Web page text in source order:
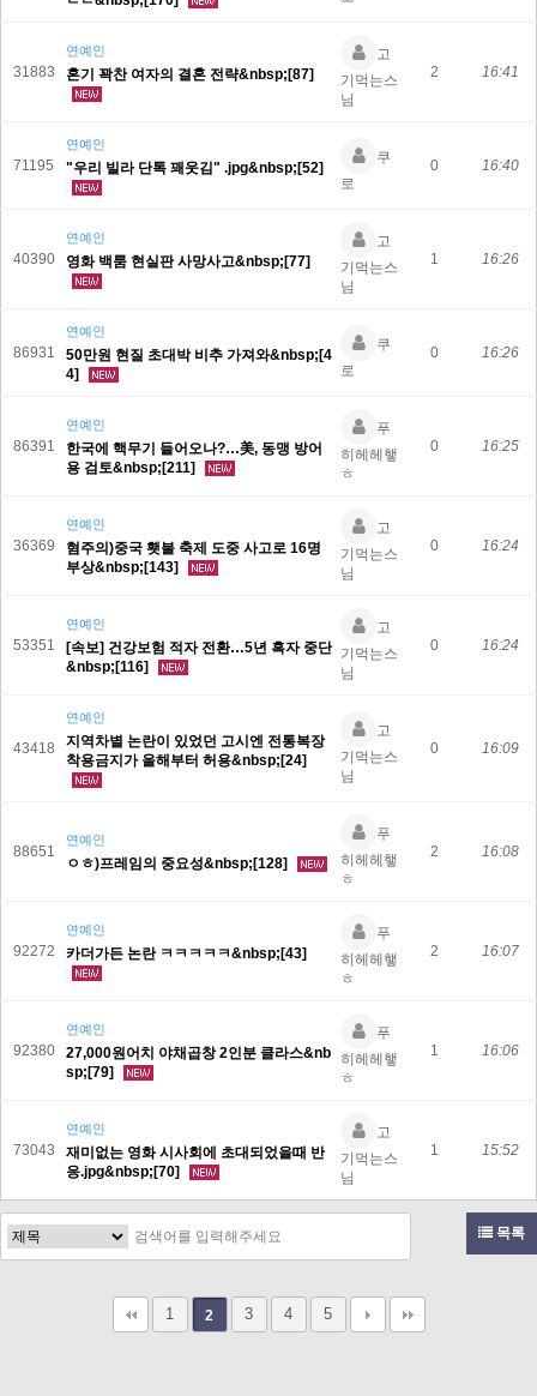
31883
연예인
혼기 꽉찬 여자의 결혼 전략&nbsp;[87]
고
기먹는스
님
2 16:41
71195
연예인
"우리 빌라 단톡 꽤웃김" .jpg&nbsp;[52]
쿠
로
0 16:40
40390
연예인
영화 백룸 현실판 사망사고&nbsp;[77]
고
기먹는스
님
1 16:26
86931
연예인
50만원 현질 초대박 비추 가져와&nbsp;[4
4]
쿠
로
0 16:26
86391
연예인
한국에 핵무기 들어오나?…美, 동맹 방어
용 검토&nbsp;[211]
푸
히헤헤햏
ㅎ
0 16:25
36369
연예인
혐주의)중국 횃불 축제 도중 사고로 16명
부상&nbsp;[143]
고
기먹는스
님
0 16:24
53351
연예인
[속보] 건강보험 적자 전환…5년 흑자 중단
&nbsp;[116]
고
기먹는스
님
0 16:24
43418
연예인
지역차별 논란이 있었던 고시엔 전통복장
착용금지가 올해부터 허용&nbsp;[24]
고
기먹는스
님
0 16:09
88651
연예인
ㅇㅎ)프레임의 중요성&nbsp;[128]
푸
히헤헤햏
ㅎ
2 16:08
92272
연예인
카더가든 논란 ㅋㅋㅋㅋㅋ&nbsp;[43]
푸
히헤헤햏
ㅎ
2 16:07
92380
연예인
27,000원어치 야채곱창 2인분 클라스&nb
sp;[79]
푸
히헤헤햏
ㅎ
1 16:06
73043
연예인
재미없는 영화 시사회에 초대되었을때 반
응.jpg&nbsp;[70]
고
기먹는스
님
1 15:52
목록
1 2 3 4 5